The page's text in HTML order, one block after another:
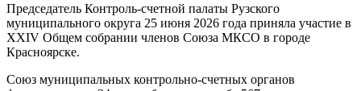
Председатель Контроль-счетной палаты Рузского
муниципального округа 25 июня 2026 года приняла участие в
XXIV Общем собрании членов Союза МКСО в городе
Красноярске.
Союз муниципальных контрольно-счетных органов